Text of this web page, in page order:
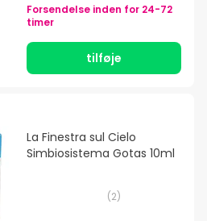
Forsendelse inden for 24-72
timer
tilføje
La Finestra sul Cielo
Simbiosistema Gotas 10ml
(2)